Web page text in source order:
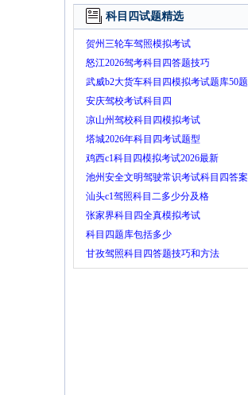
科目四试题精选
贺州三轮车驾照模拟考试
怒江2026驾考科目四答题技巧
武威b2大货车科目四模拟考试题库50题
安庆驾校考试科目四
凉山州驾校科目四模拟考试
塔城2026年科目四考试题型
鸡西c1科目四模拟考试2026最新
池州安全文明驾驶常识考试科目四答案
汕头c1驾照科目二多少分及格
张家界科目四全真模拟考试
科目四题库包括多少
甘孜驾照科目四答题技巧和方法